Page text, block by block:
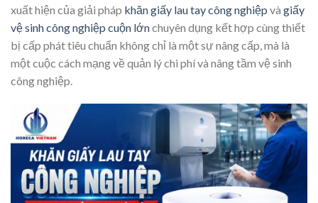
xuất hiện của giải pháp khăn giấy lau tay công nghiệp và giấy
vệ sinh công nghiệp cuộn lớnchuyên dụng kết hợp cùng thiết
bị cấp phát tiêu chuẩn không chỉ là một sự nâng cấp, mà là
một cuộc cách mạng về quản lý chi phí và nâng tầm vệ sinh
công nghiệp.